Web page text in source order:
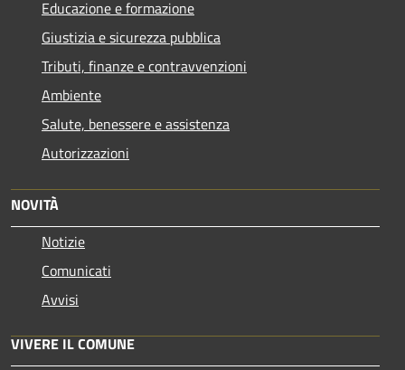
Educazione e formazione
Giustizia e sicurezza pubblica
Tributi, finanze e contravvenzioni
Ambiente
Salute, benessere e assistenza
Autorizzazioni
NOVITÀ
Notizie
Comunicati
Avvisi
VIVERE IL COMUNE